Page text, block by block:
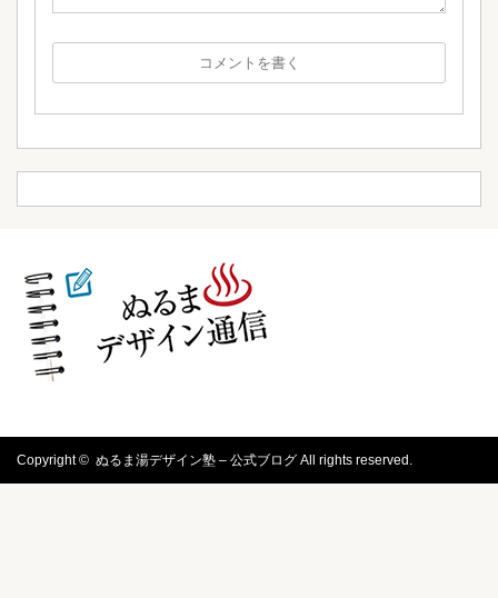
Copyright © ぬるま湯デザイン塾 – 公式ブログ All rights reserved.